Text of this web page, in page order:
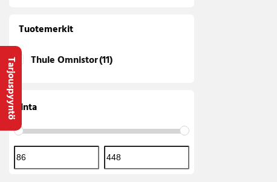
Tuotemerkit
Thule Omnistor(11)
Hinta
Tarjouspyyntö